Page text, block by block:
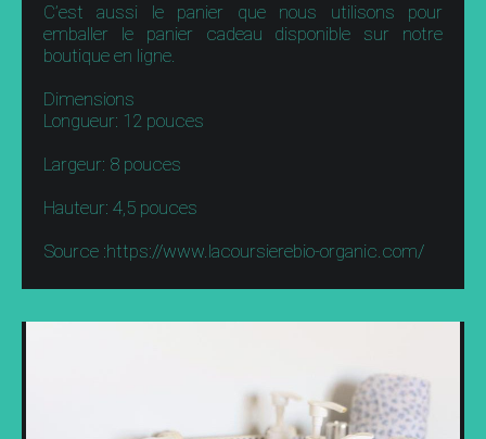
C’est aussi le panier que nous utilisons pour
emballer le panier cadeau disponible sur notre
boutique en ligne.
Dimensions
Longueur: 12 pouces
Largeur: 8 pouces
Hauteur: 4,5 pouces
Source :https://www.lacoursierebio-organic.com/